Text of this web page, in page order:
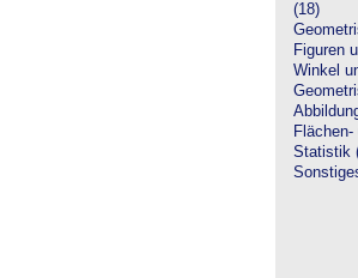
(18)
Figuren
Winkel
Statistik